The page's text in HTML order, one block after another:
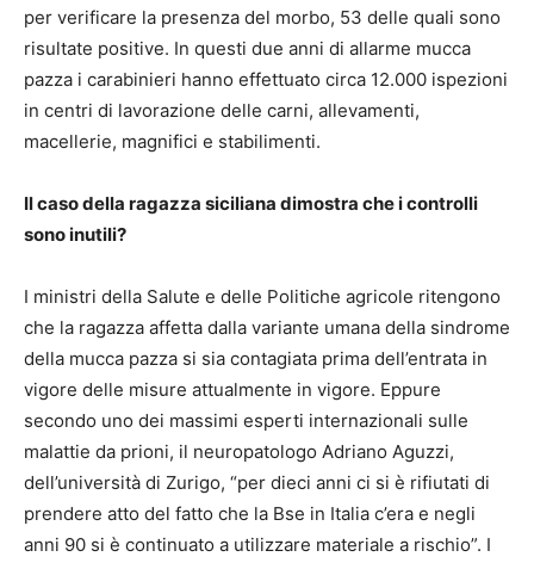
per verificare la presenza del morbo, 53 delle quali sono
risultate positive. In questi due anni di allarme mucca
pazza i carabinieri hanno effettuato circa 12.000 ispezioni
in centri di lavorazione delle carni, allevamenti,
macellerie, magnifici e stabilimenti.
Il caso della ragazza siciliana dimostra che i controlli
sono inutili?
I ministri della Salute e delle Politiche agricole ritengono
che la ragazza affetta dalla variante umana della sindrome
della mucca pazza si sia contagiata prima dell’entrata in
vigore delle misure attualmente in vigore. Eppure
secondo uno dei massimi esperti internazionali sulle
malattie da prioni, il neuropatologo Adriano Aguzzi,
dell’università di Zurigo, “per dieci anni ci si è rifiutati di
prendere atto del fatto che la Bse in Italia c’era e negli
anni 90 si è continuato a utilizzare materiale a rischio”. I